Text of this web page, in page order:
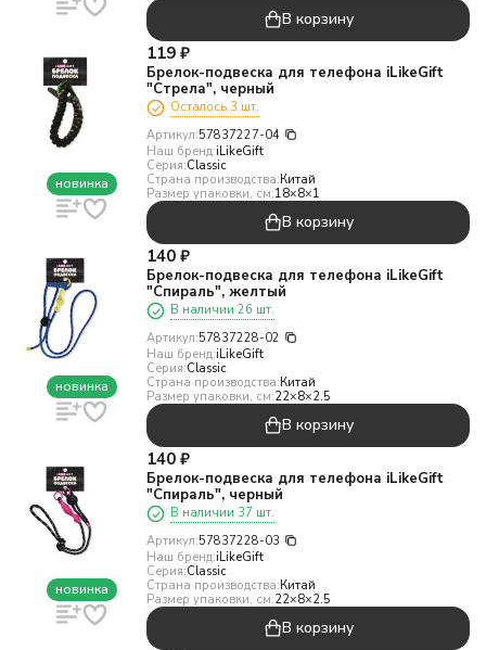
В корзину
новинка
119 ₽
Брелок-подвеска для телефона iLikeGift
"Стрела", черный
Осталось 3 шт.
Артикул:57837227-04
Наш бренд:iLikeGift
Серия:Classic
Страна производства:Китай
Размер упаковки, см:18×8×1
В корзину
новинка
140 ₽
Брелок-подвеска для телефона iLikeGift
"Спираль", желтый
В наличии 26 шт.
Артикул:57837228-02
Наш бренд:iLikeGift
Серия:Classic
Страна производства:Китай
Размер упаковки, см:22×8×2.5
В корзину
новинка
140 ₽
Брелок-подвеска для телефона iLikeGift
"Спираль", черный
В наличии 37 шт.
Артикул:57837228-03
Наш бренд:iLikeGift
Серия:Classic
Страна производства:Китай
Размер упаковки, см:22×8×2.5
В корзину